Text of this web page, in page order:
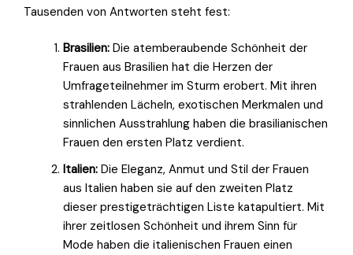
Tausenden von Antworten steht fest:
Brasilien: Die atemberaubende Schönheit der
Frauen aus Brasilien hat die Herzen der
Umfrageteilnehmer im Sturm erobert. Mit ihren
strahlenden Lächeln, exotischen Merkmalen und
sinnlichen Ausstrahlung haben die brasilianischen
Frauen den ersten Platz verdient.
Italien: Die Eleganz, Anmut und Stil der Frauen
aus Italien haben sie auf den zweiten Platz
dieser prestigeträchtigen Liste katapultiert. Mit
ihrer zeitlosen Schönheit und ihrem Sinn für
Mode haben die italienischen Frauen einen